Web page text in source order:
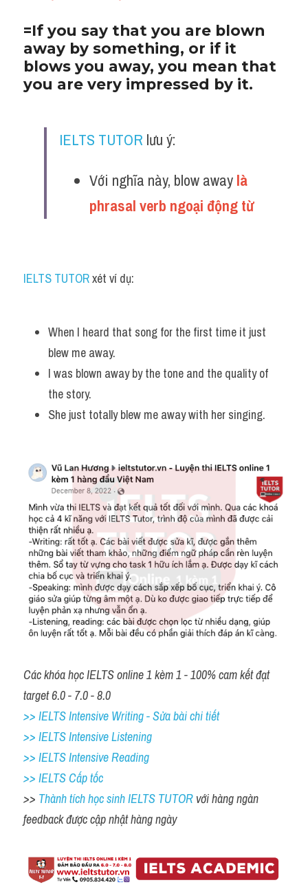
=If you say that you are blown
away by something, or if it
blows you away, you mean that
you are very impressed by it.
IELTS TUTOR lưu ý:
Với nghĩa này, blow away là
phrasal verb ngoại động từ
IELTS TUTOR xét ví dụ:
When I heard that song for the first time it just
blew me away.
I was blown away by the tone and the quality of
the story.
She just totally blew me away with her singing.
Các khóa học IELTS online 1 kèm 1 - 100% cam kết đạt
target 6.0 - 7.0 - 8.0
>> IELTS Intensive Writing - Sửa bài chi tiết
>> IELTS Intensive Listening
>> IELTS Intensive Reading
>> IELTS Cấp tốc
>> Thành tích học sinh IELTS TUTOR với hàng ngàn
feedback được cập nhật hàng ngày